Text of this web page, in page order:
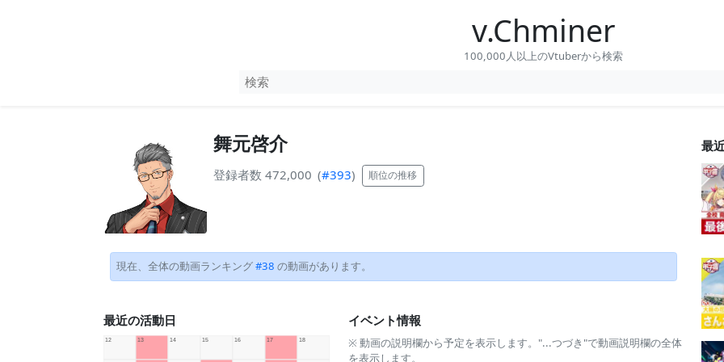
v.Chminer
100,000人以上のVtuberから検索
舞元啓介
登録者数 472,000 (#393) 順位の推移
現在、全体の動画ランキング#38 の動画があります。
最近の活動日 イベント情報
※ 動画の説明欄から予定を表示します。"...つづき"で動画説明欄の全体
を表示します。
最